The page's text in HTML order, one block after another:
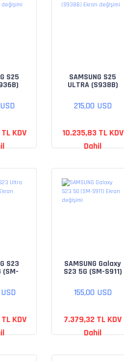
S25
KDV
SAMSUNG S25
ULTRA (S938B)
215,00 USD
10.235,83 TL KDV
Dahil
S23
(SM-
KDV
SAMSUNG Galaxy
S23 5G (SM-S911)
155,00 USD
7.379,32 TL KDV
Dahil